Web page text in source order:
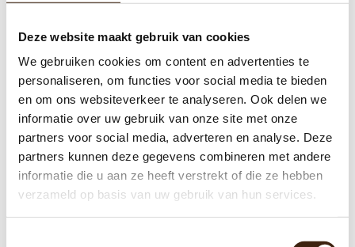
Deze website maakt gebruik van cookies
We gebruiken cookies om content en advertenties te
personaliseren, om functies voor social media te bieden
en om ons websiteverkeer te analyseren. Ook delen we
informatie over uw gebruik van onze site met onze
partners voor social media, adverteren en analyse. Deze
partners kunnen deze gegevens combineren met andere
informatie die u aan ze heeft verstrekt of die ze hebben
verzameld op basis van uw gebruik van hun services.
Heet water
Uurcapaciteit koffie
Uurcapaciteit heet water
20 liter
Zettijd
10 minuten
Wateraansluiting
Aansluitwaarde
400V 3N~ 50/60Hz 5330W
Afmeting bxdxh
790x570x799 mm
Artikelnummer